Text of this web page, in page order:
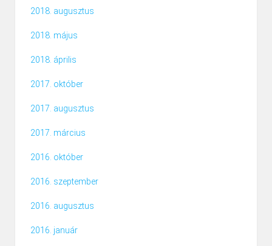
2018. augusztus
2018. május
2018. április
2017. október
2017. augusztus
2017. március
2016. október
2016. szeptember
2016. augusztus
2016. január